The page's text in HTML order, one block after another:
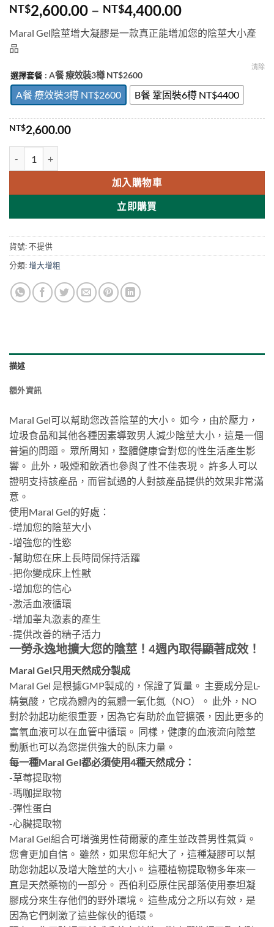
NT$2,600.00 – NT$4,400.00價
格
範
NT$2,600.00
到
NT$4,400.00
Maral Gel陰莖增大凝膠是一款真正能增加您的陰莖大小產
品
選擇套餐 : A餐 療效裝3樽 NT$2600
A餐 療效裝3樽 NT$2600 B餐 鞏固裝6樽 NT$4400
清除
NT$2,600.00
加入購物車
立即購買
貨號:不提供
分類:增大增粗
描述
額外資訊
Maral Gel可以幫助您改善陰莖的大小。 如今，由於壓力，
垃圾食品和其他各種因素導致男人減少陰莖大小，這是一個
普遍的問題。 眾所周知，整體健康會對您的性生活產生影
響。 此外，吸煙和飲酒也參與了性不佳表現。 許多人可以
證明支持該產品，而嘗試過的人對該產品提供的效果非常滿
意。
使用Maral Gel的好處：
-增加您的陰莖大小
-增強您的性慾
-幫助您在床上長時間保持活躍
-把你變成床上性獸
-增加您的信心
-激活血液循環
-增加睾丸激素的產生
-提供改善的精子活力
一勞永逸地擴大您的陰莖！4週內取得顯著成效！
Maral Gel只用天然成分製成
Maral Gel 是根據GMP製成的，保證了質量。 主要成分是L-
精氨酸，它成為體內的氣體一氧化氮（NO）。 此外，NO
對於勃起功能很重要，因為它有助於血管擴張，因此更多的
富氧血液可以在血管中循環。 同樣，健康的血液流向陰莖
動脈也可以為您提供強大的臥床力量。
每一種Maral Gel都必須使用4種天然成分：
-草莓提取物
-瑪咖提取物
-彈性蛋白
-心臟提取物
Maral Gel組合可增強男性荷爾蒙的產生並改善男性氣質。
您會更加自信。 雖然，如果您年紀大了，這種凝膠可以幫
助您勃起以及增大陰莖的大小。 這種植物提取物多年來一
直是天然藥物的一部分。 西伯利亞原住民部落使用泰坦凝
膠成分來生存他們的野外環境。 這些成分之所以有效，是
因為它們刺激了這些傢伙的循環。